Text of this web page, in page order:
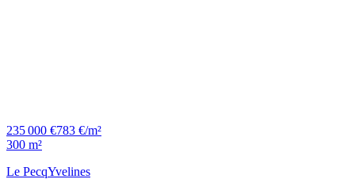
235 000 €783 €/m²
300 m²
Le PecqYvelines